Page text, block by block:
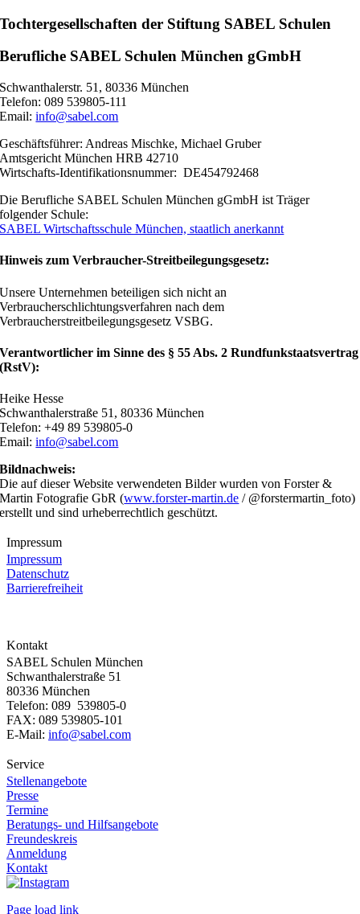
Tochtergesellschaften der Stiftung SABEL Schulen
Berufliche SABEL Schulen München gGmbH
Schwanthalerstr. 51, 80336 München
Telefon: 089 539805-111
Email:info@sabel.com
Geschäftsführer: Andreas Mischke, Michael Gruber
Amtsgericht München HRB 42710
Wirtschafts-Identifikationsnummer: DE454792468
Die Berufliche SABEL Schulen München gGmbH ist Träger
folgender Schule:
SABEL Wirtschaftsschule München, staatlich anerkannt
Hinweis zum Verbraucher-Streitbeilegungsgesetz:
Unsere Unternehmen beteiligen sich nicht an
Verbraucherschlichtungsverfahren nach dem
Verbraucherstreitbeilegungsgesetz VSBG.
Verantwortlicher im Sinne des § 55 Abs. 2 Rundfunkstaatsvertrag
(RstV):
Heike Hesse
Schwanthalerstraße 51, 80336 München
Telefon: +49 89 539805-0
Email:info@sabel.com
Bildnachweis:
Die auf dieser Website verwendeten Bilder wurden von Forster &
Martin Fotografie GbR (www.forster-martin.de / @forstermartin_foto)
erstellt und sind urheberrechtlich geschützt.
Impressum
Impressum
Datenschutz
Barrierefreiheit
Kontakt
SABEL Schulen München
Schwanthalerstraße 51
80336 München
Telefon: 089 539805-0
FAX: 089 539805-101
E-Mail: info@sabel.com
Service
Stellenangebote
Presse
Termine
Beratungs- und Hilfsangebote
Freundeskreis
Anmeldung
Kontakt
Page load link